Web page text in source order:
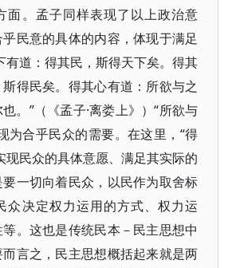
面。孟子同样表现了以上政治意
民意的具体的内容，体现于满足
有道：得其民，斯得天下矣。得其
得民矣。得其心有道：所欲与之
。”（《孟子·离娄上》）“所欲与
为合乎民众的需要。在这里，“得
现民众的具体意愿、满足其实际的
一切向着民众，以民作为取舍标
众决定权力运用的方式、权力运
。这也是传统民本－民主思想中
言之，民主思想概括起来就是两